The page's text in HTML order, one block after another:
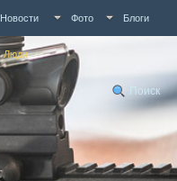
Новости Фото Блоги
Люди
Поиск